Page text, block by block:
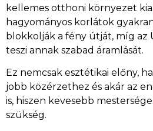
kellemes otthoni környezet
hagyományos korlátok
blokkolják a fény útját, míg az
teszi annak szabad áramlását.
Ez nemcsak esztétikai előny,
jobb közérzethez és akár az
is, hiszen kevesebb
szükség.